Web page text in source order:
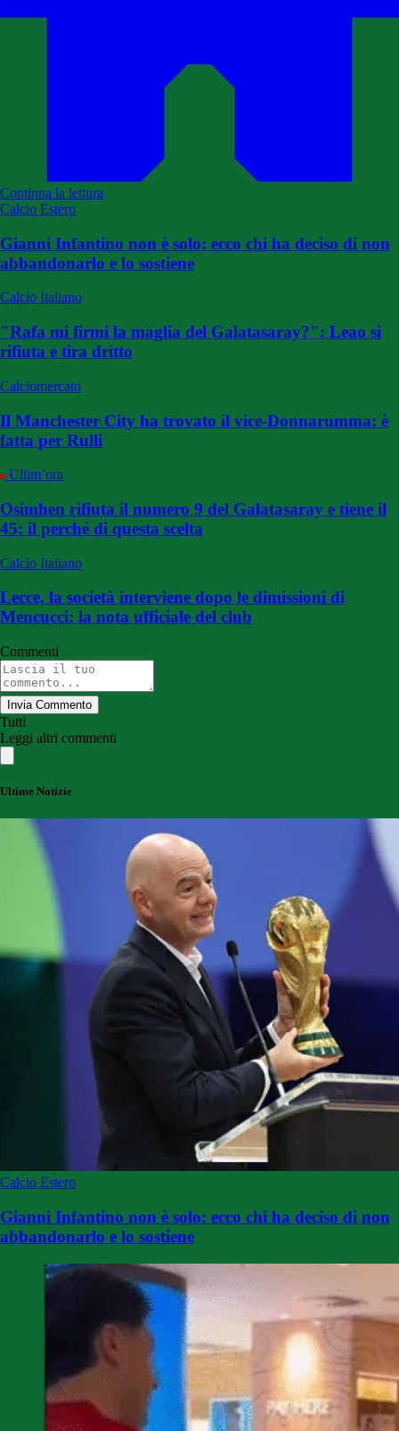
Continua la lettura
Calcio Estero
Gianni Infantino non è solo: ecco chi ha deciso di non
abbandonarlo e lo sostiene
Calcio Italiano
"Rafa mi firmi la maglia del Galatasaray?": Leao si
rifiuta e tira dritto
Calciomercato
Il Manchester City ha trovato il vice-Donnarumma: è
fatta per Rulli
Ultim’ora
Osimhen rifiuta il numero 9 del Galatasaray e tiene il
45: il perché di questa scelta
Calcio Italiano
Lecce, la società interviene dopo le dimissioni di
Mencucci: la nota ufficiale del club
Commenti
Invia Commento
Tutti
Leggi altri commenti
Ultime Notizie
Calcio Estero
Gianni Infantino non è solo: ecco chi ha deciso di non
abbandonarlo e lo sostiene